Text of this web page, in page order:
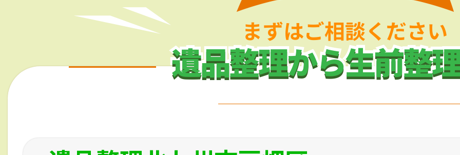
まずはご相談ください
遺品整理から生前整
遺品整理から生前整